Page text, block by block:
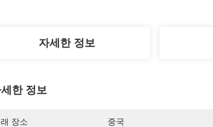
자세한 정보
한 정보
장소 중국